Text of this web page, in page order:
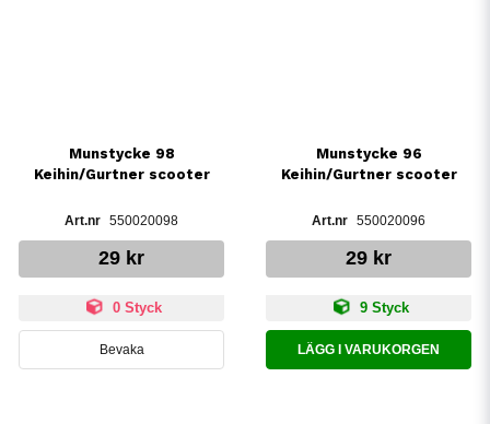
Munstycke 98
Keihin/Gurtner scooter
550020098
29 kr
0 Styck
Bevaka
Munstycke 96
Keihin/Gurtner scooter
550020096
29 kr
9 Styck
LÄGG I VARUKORGEN